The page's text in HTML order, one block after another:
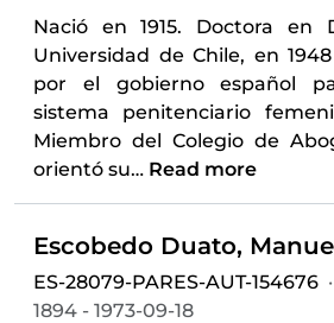
Nació en 1915. Doctora en
Universidad de Chile, en
por el gobierno español
sistema penitenciario
Miembro del Colegio de
orientó su… Read more
ES-28079-PARES-AUT-154676 ·
1894 - 1973-09-18